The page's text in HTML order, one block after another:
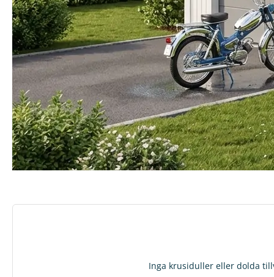
Inga krusiduller eller dolda